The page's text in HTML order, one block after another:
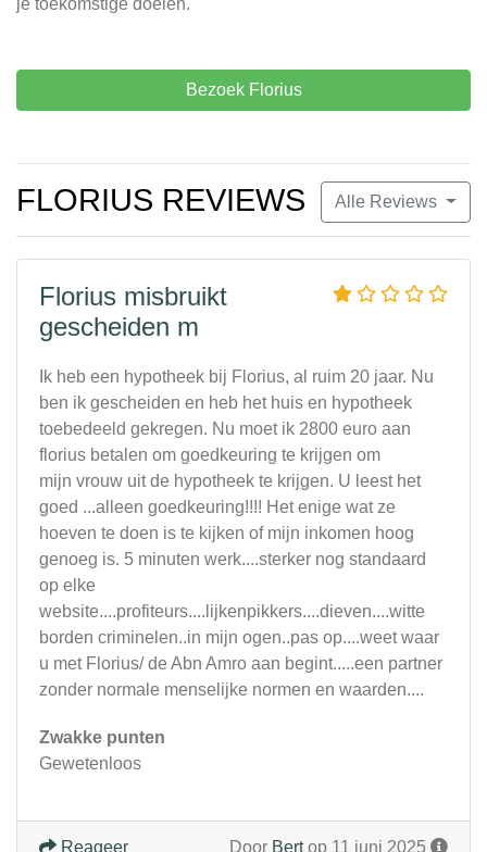
je toekomstige doelen.
Bezoek Florius
Alle Reviews
FLORIUS REVIEWS
Florius misbruikt
gescheiden m
Ik heb een hypotheek bij Florius, al ruim 20 jaar. Nu
ben ik gescheiden en heb het huis en hypotheek
toebedeeld gekregen. Nu moet ik 2800 euro aan
florius betalen om goedkeuring te krijgen om
mijn vrouw uit de hypotheek te krijgen. U leest het
goed ...alleen goedkeuring!!!! Het enige wat ze
hoeven te doen is te kijken of mijn inkomen hoog
genoeg is. 5 minuten werk....sterker nog standaard
op elke
website....profiteurs....lijkenpikkers....dieven....witte
borden criminelen..in mijn ogen..pas op....weet waar
u met Florius/ de Abn Amro aan begint.....een partner
zonder normale menselijke normen en waarden....
Zwakke punten
Gewetenloos
Door Bertop 11 juni 2025
Reageer